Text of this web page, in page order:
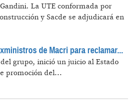
La UTE conformada por
y Sacde se adjudicará en
de Macri para reclamar...
grupo, inició un juicio al Estado
promoción del...